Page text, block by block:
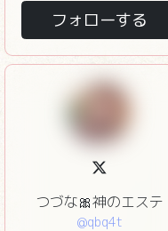
フォローする
つづな🎀神のエステ
@qbq4t